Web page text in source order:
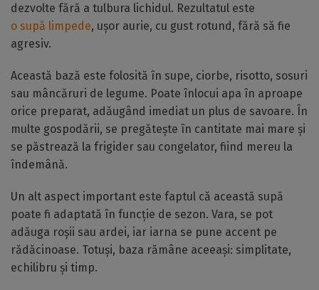
dezvolte fără a tulbura lichidul. Rezultatul este
o supă limpede, ușor aurie, cu gust rotund, fără să fie
agresiv.
Această bază este folosită în supe, ciorbe, risotto, sosuri
sau mâncăruri de legume. Poate înlocui apa în aproape
orice preparat, adăugând imediat un plus de savoare. În
multe gospodării, se pregătește în cantitate mai mare și
se păstrează la frigider sau congelator, fiind mereu la
îndemână.
Un alt aspect important este faptul că această supă
poate fi adaptată în funcție de sezon. Vara, se pot
adăuga roșii sau ardei, iar iarna se pune accent pe
rădăcinoase. Totuși, baza rămâne aceeași: simplitate,
echilibru și timp.